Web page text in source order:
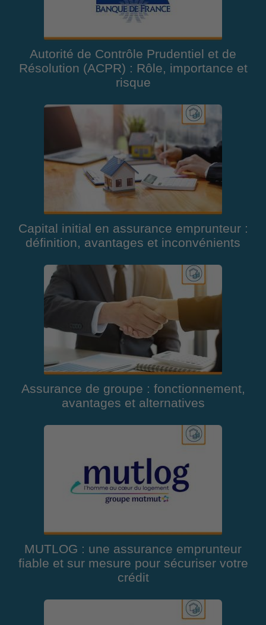
Autorité de Contrôle Prudentiel et de
Résolution (ACPR) : Rôle, importance et
risque
Capital initial en assurance emprunteur :
définition, avantages et inconvénients
Assurance de groupe : fonctionnement,
avantages et alternatives
MUTLOG : une assurance emprunteur
fiable et sur mesure pour sécuriser votre
crédit